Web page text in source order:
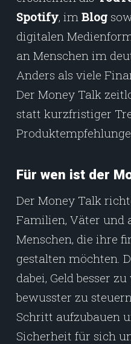
Spotify, im Blog
digitalen
an Menschen im
Anders als viele
Der Money Talk
statt kurzfristiger
Für wen ist der
Der Money Talk
Familien, Väter und
Menschen, die ihre
gestalten möchten.
dabei, Geld besser
bewusster zu
Schritt aufzubauen
Sicherheit für sich